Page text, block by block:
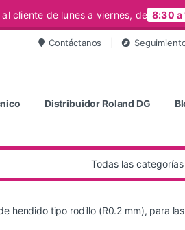
cliente de lunes a viernes, de 8:30 a
Contáctanos
Distribuidor Roland DG
hendido tipo rodillo (R0.2 mm), para